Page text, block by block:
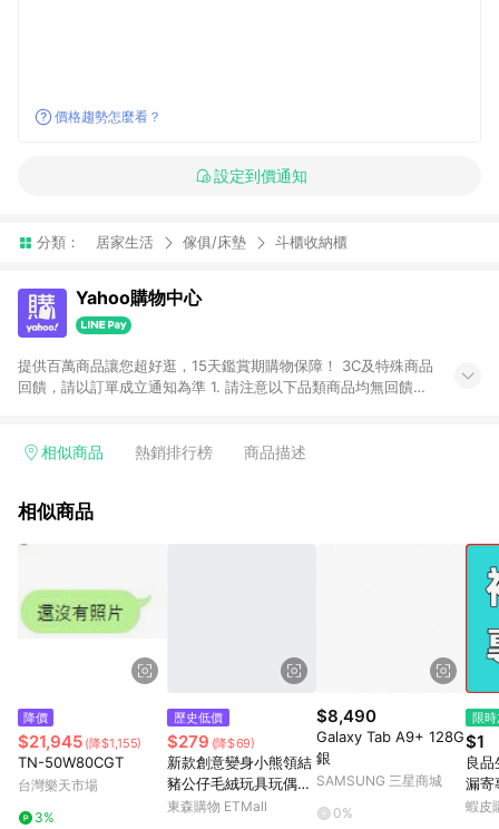
價格趨勢怎麼看？
設定到價通知
分類： 居家生活 傢俱/床墊 斗櫃收納櫃
Yahoo購物中心
提供百萬商品讓您超好逛，15天鑑賞期購物保障！ 3C及特殊商品
回饋，請以訂單成立通知為準 1. 請注意以下品類商品均無回饋：
電玩/遊戲/相機/單眼/鏡頭/拍立得 [2024/6/1起適用] -內接硬
的購回饋活動享Yahoo超贈點回饋者 - 購物中心商店之商品：商
有相關事證認定您為大宗採購、批發轉賣而非最終消費使用者，
相關認定以Yahoo購物中心之認定為準
相似商品 熱銷排行榜 商品描述
相似商品
降價
$21,945 (降$1,155)
TN-50W80CGT
台灣樂天市場
3%
歷史低價
$279 (降$69)
新款創意變身小熊領結
豬公仔毛絨玩具玩偶抓
機娃娃送女生兒童禮物
東森購物 ETMall
$8,490
Galaxy Tab A9+ 128G
銀
SAMSUNG 三星商城
0%
限
$1
良
漏寄
勿隨
蝦皮